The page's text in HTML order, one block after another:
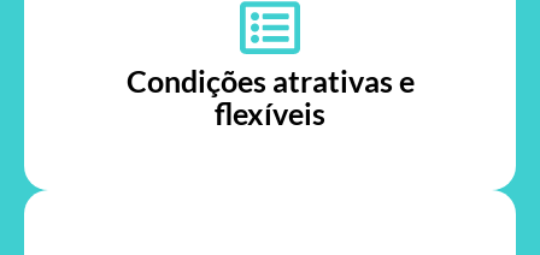
Condições atrativas e
flexíveis